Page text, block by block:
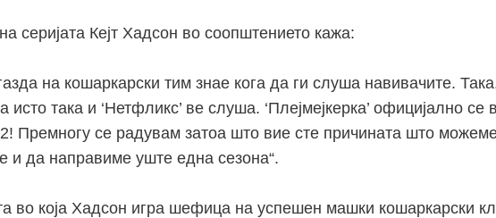
серијата Кејт Хадсон во соопштението кажа:
на кошаркарски тим знае кога да ги слуша навивачите.
така и ‘Нетфликс’ ве слуша. ‘Плејмејкерка’ официјално се
Премногу се радувам затоа што вие сте причината што
и да направиме уште една сезона“.
во која Хадсон игра шефица на успешен машки кошаркарски